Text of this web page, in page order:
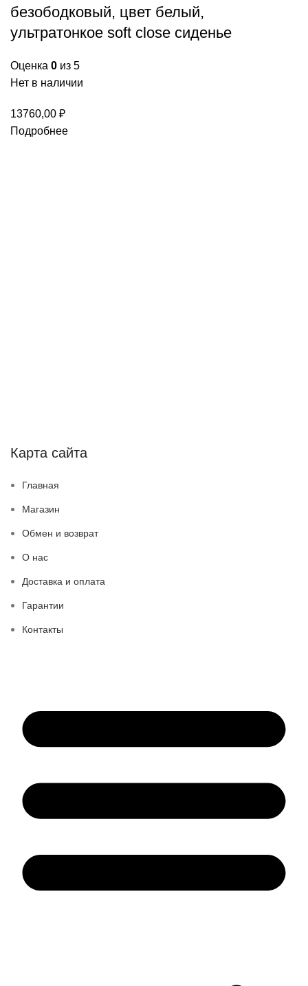
безободковый, цвет белый,
ультратонкое soft close сиденье
Оценка 0 из 5
Нет в наличии
13760,00 ₽
Подробнее
Карта сайта
Главная
Магазин
Обмен и возврат
О нас
Доставка и оплата
Гарантии
Контакты